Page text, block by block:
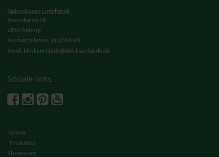
Københavns Listefabrik
Rosenkæret 18
2860 Søborg
Kontakt telefon: 39 27 60 90
Email: kbhlistefabrik@kbhlistefabrik.dk
Sociale links
Forside
Produkter
Showroom